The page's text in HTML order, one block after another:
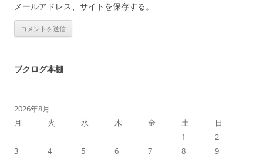
メールアドレス、サイトを保存する。
ブクログ本棚
2026年8月
月
火 水 木 金 土
日
1
2
3
4 5 6 7 8
9